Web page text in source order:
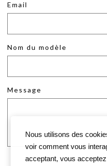
Email
Nom du modèle
Message
Nous utilisons des
voir comment vous
acceptant, vous acceptez